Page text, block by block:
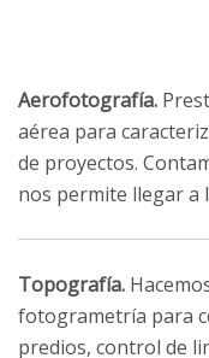
Aerofotografía.
aérea para
de proyectos.
nos permite llegar a
Topografía.
fotogrametría para
predios, control de